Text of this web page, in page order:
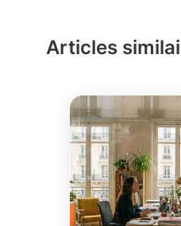
les organismes publics
service sont
craindre que votre
- Vous pourrez
vos documents à tout
sécurité.
Articles